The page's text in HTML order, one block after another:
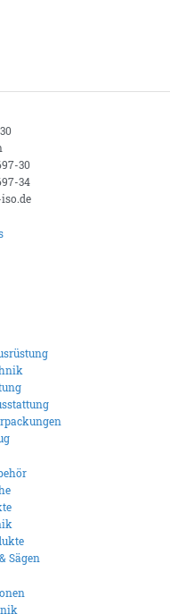
30
34
Sägen